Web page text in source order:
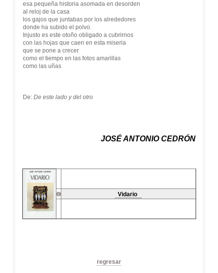
esa pequeña historia asomada en desorden
al reloj de la casa
los gajos que juntabas por los alrededores
donde ha subido el polvo.
Injusto es este otoño obligado a cubrirnos
con las hojas que caen en esta miseria
que se pone a crecer
como el tiempo en las fotos amarillas
como las uñas
De: De este lado y del otro
JOSÉ ANTONIO CEDRÓN
Vidario
regresar